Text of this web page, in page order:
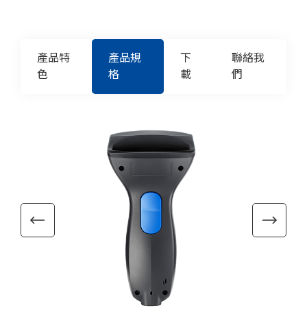
產品特
色
產品規
格
下
載
聯絡我
們